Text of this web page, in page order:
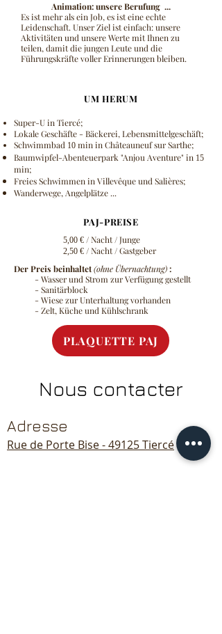
Animation: unsere Berufung ...
Es ist mehr als ein Job, es ist eine echte
Leidenschaft. Unser Ziel ist einfach: unsere
Aktivitäten und unsere Werte mit Ihnen zu
teilen, damit die jungen Leute und die
Führungskräfte voller Erinnerungen bleiben.
UM HERUM
Super-U in Tiercé;
Lokale Geschäfte - Bäckerei, Lebensmittelgeschäft;
Schwimmbad 10 min in Châteauneuf sur Sarthe;
Baumwipfel-Abenteuerpark "Anjou Aventure" in 15
min;
Freies Schwimmen in Villevêque und Salières;
Wanderwege, Angelplätze ...
PAJ-PREISE
5,00 € / Nacht / Junge
2,50 € / Nacht / Gastgeber
Der Preis beinhaltet(ohne Übernachtung):
- Wasser und Strom zur Verfügung gestellt
- Sanitärblock
- Wiese zur Unterhaltung vorhanden
- Zelt, Küche und Kühlschrank
PLAQUETTE PAJ
Nous contacter
Adresse
Rue de Porte Bise - 49125 Tiercé